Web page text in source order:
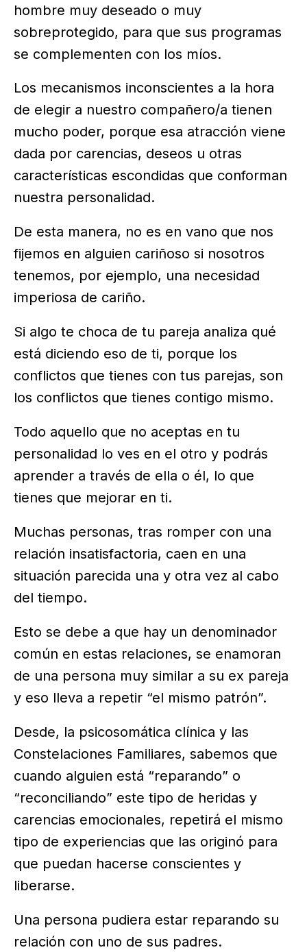
hombre muy deseado o muy
sobreprotegido, para que sus programas
se complementen con los míos.
Los mecanismos inconscientes a la hora
de elegir a nuestro compañero/a tienen
mucho poder, porque esa atracción viene
dada por carencias, deseos u otras
características escondidas que conforman
nuestra personalidad.
De esta manera, no es en vano que nos
fijemos en alguien cariñoso si nosotros
tenemos, por ejemplo, una necesidad
imperiosa de cariño.
Si algo te choca de tu pareja analiza qué
está diciendo eso de ti, porque los
conflictos que tienes con tus parejas, son
los conflictos que tienes contigo mismo.
Todo aquello que no aceptas en tu
personalidad lo ves en el otro y podrás
aprender a través de ella o él, lo que
tienes que mejorar en ti.
Muchas personas, tras romper con una
relación insatisfactoria, caen en una
situación parecida una y otra vez al cabo
del tiempo.
Esto se debe a que hay un denominador
común en estas relaciones, se enamoran
de una persona muy similar a su ex pareja
y eso lleva a repetir “el mismo patrón”.
Desde, la psicosomática clínica y las
Constelaciones Familiares, sabemos que
cuando alguien está “reparando” o
“reconciliando” este tipo de heridas y
carencias emocionales, repetirá el mismo
tipo de experiencias que las originó para
que puedan hacerse conscientes y
liberarse.
Una persona pudiera estar reparando su
relación con uno de sus padres.